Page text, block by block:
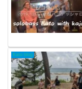
Kato blog